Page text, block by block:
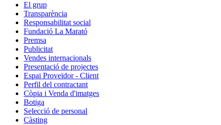
El grup
Transparència
Responsabilitat social
Fundació La Marató
Premsa
Publicitat
Vendes internacionals
Presentació de projectes
Espai Proveïdor - Client
Perfil del contractant
Còpia i Venda d'imatges
Botiga
Selecció de personal
Càsting